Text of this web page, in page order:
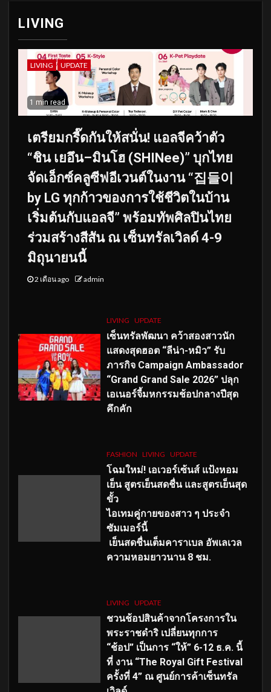
LIVING
LIVING UPDATE
1 min read
เตรียมกรี๊ดกันให้สนั่น! แอลจีคว้าตัว
“ชิน เยอึน–มินโฮ (SHINee)” บุกไทย
จัดเอ็กซ์คลูซีฟอีเวนต์ในงาน “집들이
by LG ทุกก้าวของการใช้ชีวิตในบ้าน
เริ่มต้นกับแอลจี” พร้อมทัพศิลปินไทย
ร่วมสร้างสีสัน ณ เซ็นทรัลเวิลด์ 4-9
มิถุนายนนี้
2 เดือน ago admin
LIVING UPDATE
เซ็นทรัลพัฒนา คว้าสองสาวนัก
แสดงสุดฮอต “ลีน่า-หมิว” รับ
ภารกิจ Campaign Ambassador
“Grand Grand Sale 2026” ปลุก
เอเนอร์จี้มหกรรมช้อปกลางปีสุด
คึกคัก
FASHION LIVING UPDATE
โฉมใหม่! เอเวอร์เซ้นส์ แป้งหอม
เย็น สูตรเย็นสดชื่น และสูตรเย็นสุด
ขั้ว
ไอเทมคู่กายของสาว ๆ ประจำ
ซัมเมอร์นี้
เย็นสดชื่นเต็มคาราเบล อัพเลเวล
ความหอมยาวนาน 8 ชม.
LIVING UPDATE
ชวนช้อปสินค้าจากโครงการใน
พระราชดำริ เปลี่ยนทุกการ
“ช้อป” เป็นการ “ให้” 6-12 ธ.ค. นี้
ที่ งาน “The Royal Gift Festival
ครั้งที่ 4” ณ ศูนย์การค้าเซ็นทรัล